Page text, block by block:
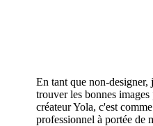
En tant que non-
trouver les bonnes
créateur Yola, c'est
professionnel à portée de